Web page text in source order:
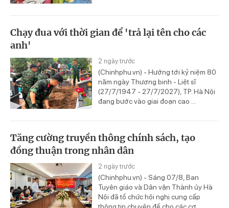
Chạy đua với thời gian để 'trả lại tên cho các
anh'
2 ngày trước
(Chinhphu.vn) - Hướng tới kỷ niệm 80
năm ngày Thương binh - Liệt sĩ
(27/7/1947 - 27/7/2027), TP. Hà Nội
đang bước vào giai đoạn cao ...
Tăng cường truyền thông chính sách, tạo
đồng thuận trong nhân dân
2 ngày trước
(Chinhphu.vn) - Sáng 07/8, Ban
Tuyên giáo và Dân vận Thành ủy Hà
Nội đã tổ chức hội nghị cung cấp
thông tin chuyên đề cho các cơ ...